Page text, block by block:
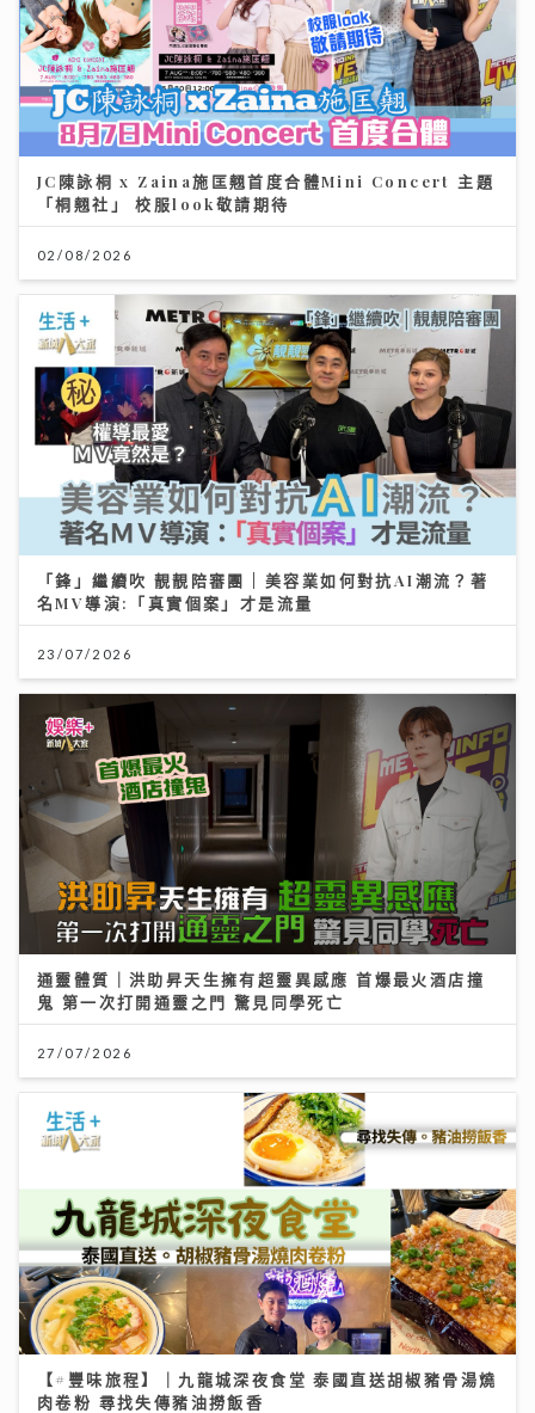
JC陳詠桐 x Zaina施匡翹首度合體Mini Concert 主題
「桐翹社」 校服look敬請期待
02/08/2026
「鋒」繼續吹 靚靚陪審團 | 美容業如何對抗AI潮流？著
名MV導演:「真實個案」才是流量
23/07/2026
通靈體質｜洪助昇天生擁有超靈異感應 首爆最火酒店撞
鬼 第一次打開通靈之門 驚見同學死亡
27/07/2026
【#豐味旅程】｜九龍城深夜食堂 泰國直送胡椒豬骨湯燒
肉卷粉 尋找失傳豬油撈飯香